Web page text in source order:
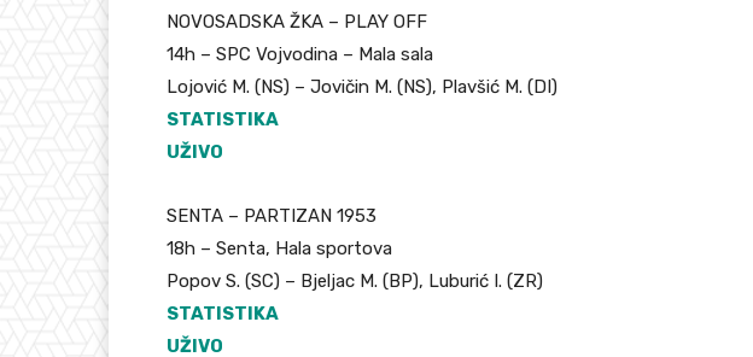
NOVOSADSKA ŽKA – PLAY OFF
14h – SPC Vojvodina – Mala sala
Lojović M. (NS) – Jovičin M. (NS), Plavšić M. (DI)
STATISTIKA
UŽIVO
SENTA – PARTIZAN 1953
18h – Senta, Hala sportova
Popov S. (SC) – Bjeljac M. (BP), Luburić I. (ZR)
STATISTIKA
UŽIVO